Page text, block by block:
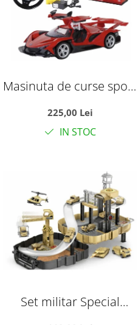
Masinuta de curse sport
volan, usi automate si
acumulator, rosie, 35
225,00 Lei
IN STOC
Set militar Special